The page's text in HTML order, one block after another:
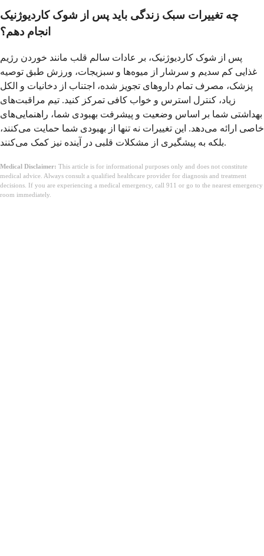
چه تغییرات سبک زندگی باید پس از شوک کاردیوژنیک
انجام دهم؟
پس از شوک کاردیوژنیک، بر عادات سالم قلب مانند خوردن رژیم
غذایی کم سدیم و سرشار از میوه‌ها و سبزیجات، ورزش طبق توصیه
پزشک، مصرف تمام داروهای تجویز شده، اجتناب از دخانیات و الکل
زیاد، کنترل استرس و خواب کافی تمرکز کنید. تیم مراقبت‌های
بهداشتی شما بر اساس وضعیت و پیشرفت بهبودی شما، راهنمایی‌های
خاصی ارائه می‌دهد. این تغییرات نه تنها از بهبودی شما حمایت می‌کنند،
بلکه به پیشگیری از مشکلات قلبی در آینده نیز کمک می‌کنند.
Medical Disclaimer: This article is for informational purposes only and does not constitute
medical advice. Always consult a qualified healthcare provider for diagnosis and treatment
decisions. If you are experiencing a medical emergency, call 911 or go to the nearest emergency
room immediately.